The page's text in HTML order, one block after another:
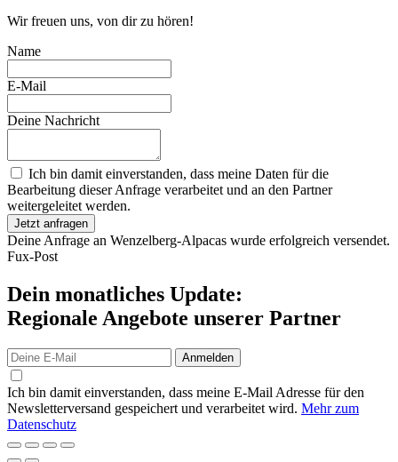
Wir freuen uns, von dir zu hören!
Name
E-Mail
Deine Nachricht
Ich bin damit einverstanden, dass meine Daten für die
Bearbeitung dieser Anfrage verarbeitet und an den Partner
weitergeleitet werden.
Jetzt anfragen
Deine Anfrage an Wenzelberg-Alpacas wurde erfolgreich versendet.
Fux-Post
Dein monatliches Update:
Regionale Angebote unserer Partner
Anmelden
Ich bin damit einverstanden, dass meine E-Mail Adresse für den
Newsletterversand gespeichert und verarbeitet wird. Mehr zum
Datenschutz